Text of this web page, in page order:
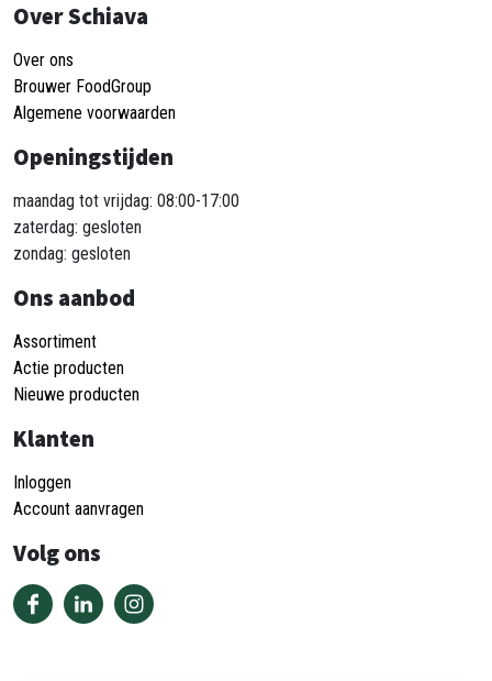
Over Schiava
Over ons
Brouwer FoodGroup
Algemene voorwaarden
Openingstijden
maandag tot vrijdag: 08:00-17:00
zaterdag: gesloten
zondag: gesloten
Ons aanbod
Assortiment
Actie producten
Nieuwe producten
Klanten
Inloggen
Account aanvragen
Volg ons